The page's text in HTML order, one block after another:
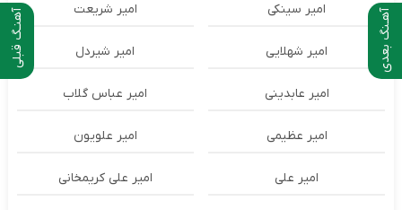
آهنـگ قبلی آهـنگ بعدی امیر سینکی امیر شریعت
امیر شهلایی امیر شیردل
امیر عابدینی امیر عباس گلاب
امیر عظیمی امیر علویون
امیر علی امیر علی کریمخانی